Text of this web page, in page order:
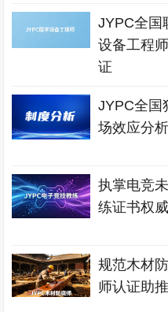
JYPC全国
设备工程
证
JYPC全国
场效应分析
执掌电竞
练证书权
规范木材
师认证助